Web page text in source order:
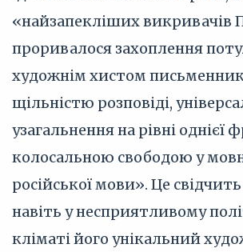
«найзапекліших викривачів
проривалося захоплення
художнім хистом
щільністю розповіді,
узагальнення на рівні однієї
колосальною свободою у
російської мови». Це
навіть у несприятливому
кліматі його унікальний